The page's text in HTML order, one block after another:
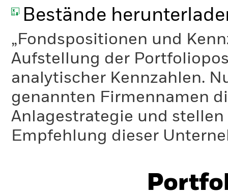
Bestände
„Fondspositionen und
Aufstellung der
analytischer Kennzahlen.
genannten Firmennamen
Anlagestrategie und
Empfehlung dieser